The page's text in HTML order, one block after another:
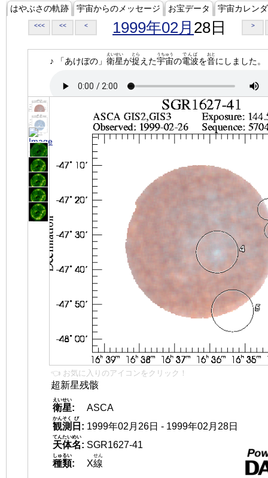
はやぶさの軌跡 宇宙からのメッセージ お宝データ 宇宙カレン
<<< << < 1999年02月 28日 >
♪ 「あけぼの」 衛星
えいせい
が捉
とら
えた宇宙
うちゅう
の電波
でんぱ
を音
おと
にしました。
👈 お気に入りのアイコンをクリック！
超新星残骸
衛星
えいせい
:
ASCA
観測
かんそく
日
び
: 1999年02月26日 - 1999年02月28日
天体名
てんたいめい
: SGR1627-41
種類
しゅるい
: X線
せん